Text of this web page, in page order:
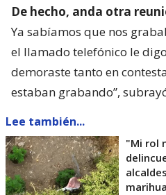
De hecho, anda otra
Ya sabíamos que nos
el llamado telefónico le digo
demoraste tanto en
estaban grabando”,
Lee también...
"Mi rol